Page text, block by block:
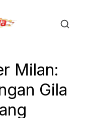
Milan:
Gila